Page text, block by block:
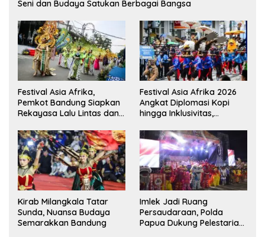
Seni dan Budaya Satukan Berbagai Bangsa
Festival Asia Afrika,
Pemkot Bandung Siapkan
Rekayasa Lalu Lintas dan
Festival Asia Afrika 2026
Angkat Diplomasi Kopi
hingga Inklusivitas,
Duta Besar
Kirab Milangkala Tatar
Sunda, Nuansa Budaya
Semarakkan Bandung
Imlek Jadi Ruang
Persaudaraan, Polda
Papua Dukung Pelestarian